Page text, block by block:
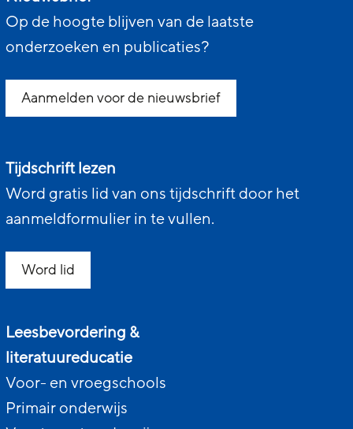
Op de hoogte blijven van de laatste
onderzoeken en publicaties?
Aanmelden voor de nieuwsbrief
Tijdschrift lezen
Word gratis lid van ons tijdschrift door het
aanmeldformulier in te vullen.
Word lid
Leesbevordering &
literatuureducatie
Voor- en vroegschools
Primair onderwijs